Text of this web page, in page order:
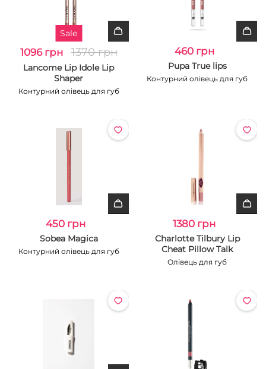
Sale
1096 грн 1370 грн
Lancome Lip Idole Lip
Shaper
Контурний олівець для губ
460 грн
Pupa True lips
Контурний олівець для губ
450 грн
Sobea Magica
Контурний олівець для губ
1380 грн
Charlotte Tilbury Lip
Cheat Pillow Talk
Олівець для губ